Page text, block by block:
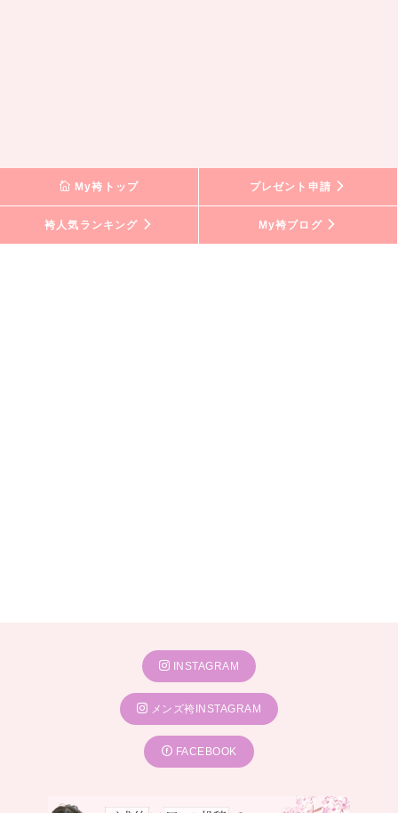
My袴トップ プレゼント申請
袴人気ランキング My袴ブログ
INSTAGRAM
メンズ袴INSTAGRAM
FACEBOOK